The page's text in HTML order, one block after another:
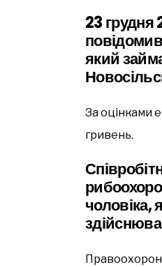
23 грудня
який
За оцінками
гривень.
чоловіка,